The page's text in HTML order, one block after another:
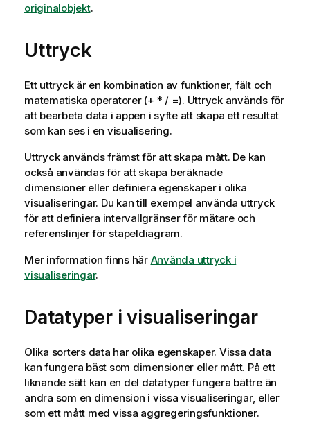
originalobjekt.
Uttryck
Ett uttryck är en kombination av funktioner, fält och
matematiska operatorer (+ * / =). Uttryck används för
att bearbeta data i appen i syfte att skapa ett resultat
som kan ses i en visualisering.
Uttryck används främst för att skapa mått. De kan
också användas för att skapa beräknade
dimensioner eller definiera egenskaper i olika
visualiseringar. Du kan till exempel använda uttryck
för att definiera intervallgränser för mätare och
referenslinjer för stapeldiagram.
Mer information finns här Använda uttryck i
visualiseringar.
Datatyper i visualiseringar
Olika sorters data har olika egenskaper. Vissa data
kan fungera bäst som dimensioner eller mått. På ett
liknande sätt kan en del datatyper fungera bättre än
andra som en dimension i vissa visualiseringar, eller
som ett mått med vissa aggregeringsfunktioner.